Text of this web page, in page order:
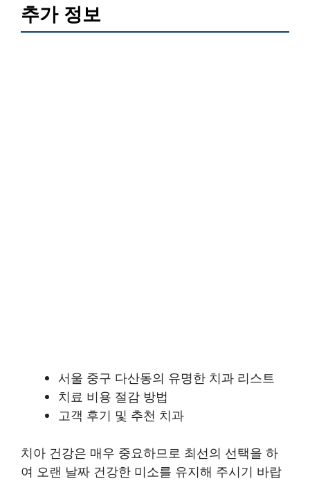
추가 정보
서울 중구 다산동의 유명한 치과 리스트
치료 비용 절감 방법
고객 후기 및 추천 치과
치아 건강은 매우 중요하므로 최선의 선택을 하
여 오랜 날짜 건강한 미소를 유지해 주시기 바랍